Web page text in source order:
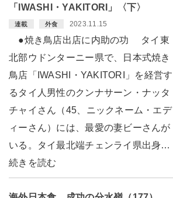
「IWASHI・YAKITORI」〈下〉
連載 外食 2023.11.15
●焼き鳥店出店に内助の功 タイ東
北部ウドンターニー県で、日本式焼き
鳥店「IWASHI・YAKITORI」を経営す
るタイ人男性のクンナサーン・ナッタ
チャイさん（45、ニックネーム・エデ
ィーさん）には、最愛の妻ビーさんが
いる。タイ最北端チェンライ県出身…
続きを読む